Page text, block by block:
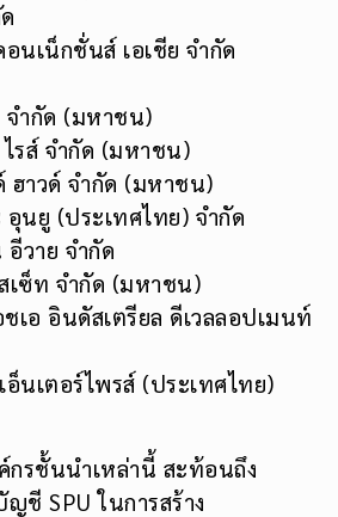
นเน็กชั่นส์ เอเชีย จำกัด
จำกัด (มหาชน)
รส์ จำกัด (มหาชน)
าวด์ จำกัด (มหาชน)
นยู (ประเทศไทย) จำกัด
วาย จำกัด
เซ็ท จำกัด (มหาชน)
เอ อินดัสเตรียล ดีเวลลอปเมนท์
นเตอร์ไพรส์ (ประเทศไทย)
กรชั้นนำเหล่านี้ สะท้อนถึง
ชี SPU ในการสร้าง